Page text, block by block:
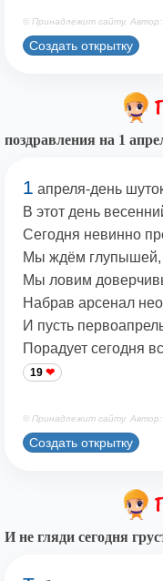
© Принадлежит сайту.
Создать открытку
поздравления на 1
1 апреля-день
В этот день
Сегодня невинно
Мы ждём глупышей,
Мы ловим
Набрав арсенал
И пусть
Порадует сегодня
19
© Принадлежит сайту.
Создать открытку
И не гляди сегодня